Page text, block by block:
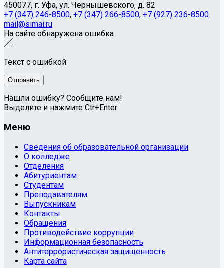
450077, г. Уфа, ул. Чернышевского, д. 82
+7 (347) 246-8500, +7 (347) 266-8500, +7 (927) 236-8500
mail@simai.ru
На сайте обнаружена ошибка
Текст с ошибкой
Нашли ошибку? Сообщите нам!
Выделите и нажмите Ctr+Enter
Меню
Сведения об образовательной организации
О колледже
Отделения
Абитуриентам
Студентам
Преподавателям
Выпускникам
Контакты
Обращения
Противодействие коррупции
Информационная безопасность
Антитеррористическая защищенность
Карта сайта